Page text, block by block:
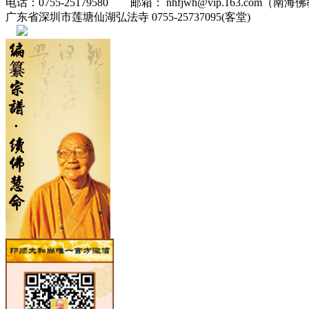
广东省深圳市莲塘仙湖弘法寺 0755-25737095(客堂)